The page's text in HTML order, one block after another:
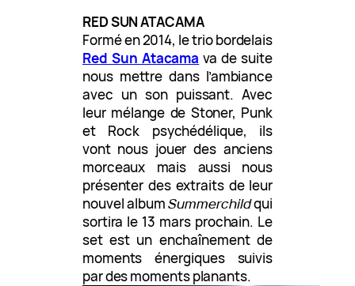
RED SUN ATACAMA
Formé en 2014, le trio bordelais
Red Sun Atacama va de suite
nous mettre dans l’ambiance
avec un son puissant. Avec
leur mélange de Stoner, Punk
et Rock psychédélique, ils
vont nous jouer des anciens
morceaux mais aussi nous
présenter des extraits de leur
nouvel albumSummerchildqui
sortira le 13 mars prochain. Le
set est un enchaînement de
moments énergiques suivis
par des moments planants.